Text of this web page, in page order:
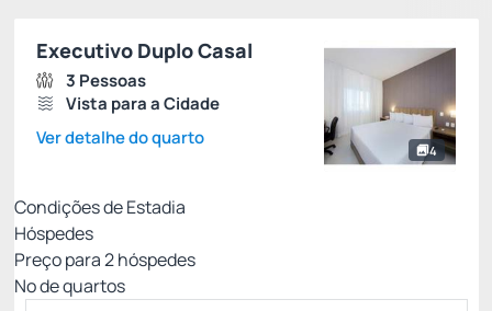
4
Executivo Duplo Casal
3 Pessoas
Vista para a Cidade
Ver detalhe do quarto
Condições de Estadia
Hóspedes
Preço para2hóspedes
Nº de quartos